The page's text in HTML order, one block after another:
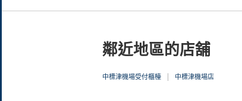
鄰近地區的店舖
中標津機場受付櫃檯 中標津機場店